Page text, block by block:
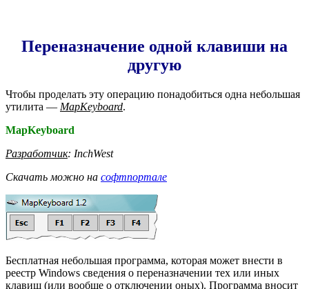
Переназначение одной клавиши на
другую
Чтобы проделать эту операцию понадобиться одна небольшая
утилита — MapKeyboard.
MapKeyboard
Разработчик: InchWest
Скачать можно на софтпортале
Бесплатная небольшая программа, которая может внести в
реестр Windows сведения о переназначении тех или иных
клавиш (или вообще о отключении оных). Программа вносит